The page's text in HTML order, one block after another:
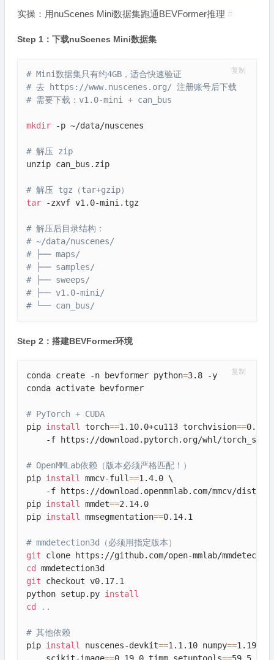
实操：用nuScenes Mini数据集跑通BEVFormer推理 #
Step 1：下载nuScenes Mini数据集
# Mini数据集只有约4GB，适合快速验证
# 去 https://www.nuscenes.org/ 注册账号后下载
# 需要下载：v1.0-mini + can_bus
mkdir -p ~/data/nuscenes
# 解压 zip
unzip can_bus.zip
# 解压 tgz（tar+gzip）
tar -zxvf v1.0-mini.tgz
# 解压后目录结构：
# ~/data/nuscenes/
# ├── maps/
# ├── samples/
# ├── sweeps/
# ├── v1.0-mini/
# └── can_bus/
复制
Step 2：搭建BEVFormer环境
conda create -n bevformer python=3.8 -y
conda activate bevformer
# PyTorch + CUDA
pip install torch==1.10.0+cu113 torchvision==
-f https://download.pytorch.org/whl/
# OpenMMLab依赖（版本必须严格匹配！）
pip install mmcv-full==1.4.0 \
-f https://download.openmmlab.com/mmcv/dist/
pip install mmdet==2.14.0
pip install mmsegmentation==0.14.1
# mmdetection3d（必须用指定版本）
git
cd
git checkout v0.17.1
python setup.py install
cd
..
# 其他依赖
pip install nuscenes-devkit==1.1.10 numpy==1.19.5
复制